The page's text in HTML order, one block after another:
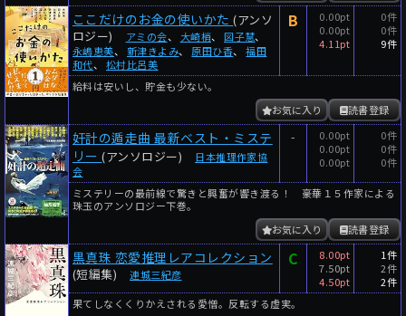
ここだけのお金の使いかた (アンソ
ロジー)
アミの会、 大崎梢、図子慧、
永嶋恵美、 新津きよみ、原田ひ香、福田
和代、 松村比呂美
B
0.00pt
0.00pt
4.11pt
0件
0件
9件
給料は安いし、貯金も少ない。
読書登録
お気に入り
奸計の遁走曲 最新ベスト・ミステ
リー (アンソロジー)
日本推理作家協
会
-
0.00pt
0.00pt
0.00pt
0件
0件
0件
ミステリーの最前線で驚きと興奮が響き渡る！ 豪華１５作家による
珠玉のアンソロジー下巻。
読書登録
お気に入り
黒真珠 恋愛推理レアコレクション
(短編集) 連城三紀彦
C
8.00pt
7.50pt
4.50pt
1件
2件
2件
果てしなくくりかえされる愛憎。反転する虚実。